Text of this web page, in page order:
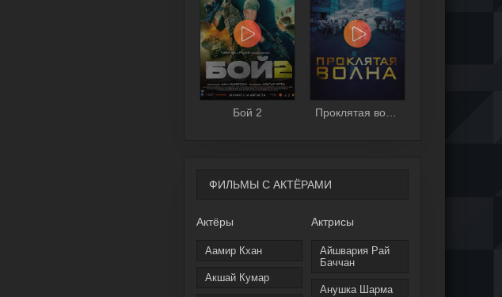
Бой 2 Проклятая волна
ФИЛЬМЫ С АКТЁРАМИ
Актёры
Аамир Кхан
Акшай Кумар
Актрисы
Айшвария Рай
Баччан
Анушка Шарма